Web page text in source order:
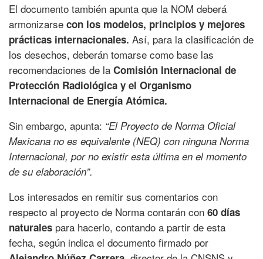
El documento también apunta que la NOM deberá
armonizarse con los modelos, principios y mejores
prácticas internacionales. Así, para la clasificación de
los desechos, deberán tomarse como base las
recomendaciones de la Comisión Internacional de
Protección Radiológica y el Organismo
Internacional de Energía Atómica.
Sin embargo, apunta: “El Proyecto de Norma Oficial
Mexicana no es equivalente (NEQ) con ninguna Norma
Internacional, por no existir esta última en el momento
de su elaboración”.
Los interesados en remitir sus comentarios con
respecto al proyecto de Norma contarán con 60 días
naturales para hacerlo, contando a partir de esta
fecha, según indica el documento firmado por